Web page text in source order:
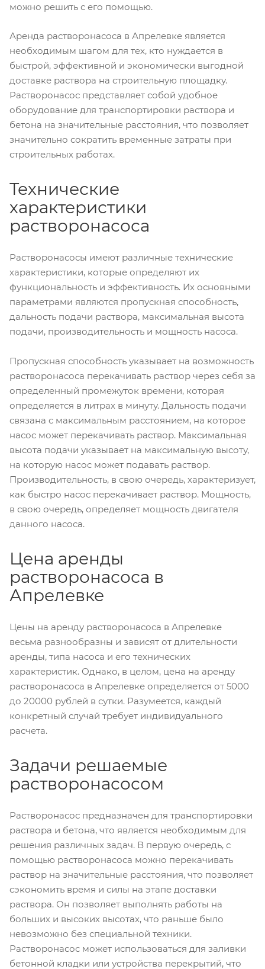
можно решить с его помощью.
Аренда растворонасоса в Апрелевке является
необходимым шагом для тех, кто нуждается в
быстрой, эффективной и экономически выгодной
доставке раствора на строительную площадку.
Растворонасос представляет собой удобное
оборудование для транспортировки раствора и
бетона на значительные расстояния, что позволяет
значительно сократить временные затраты при
строительных работах.
Технические
характеристики
растворонасоса
Растворонасосы имеют различные технические
характеристики, которые определяют их
функциональность и эффективность. Их основными
параметрами являются пропускная способность,
дальность подачи раствора, максимальная высота
подачи, производительность и мощность насоса.
Пропускная способность указывает на возможность
растворонасоса перекачивать раствор через себя за
определенный промежуток времени, которая
определяется в литрах в минуту. Дальность подачи
связана с максимальным расстоянием, на которое
насос может перекачивать раствор. Максимальная
высота подачи указывает на максимальную высоту,
на которую насос может подавать раствор.
Производительность, в свою очередь, характеризует,
как быстро насос перекачивает раствор. Мощность,
в свою очередь, определяет мощность двигателя
данного насоса.
Цена аренды
растворонасоса в
Апрелевке
Цены на аренду растворонасоса в Апрелевке
весьма разнообразны и зависят от длительности
аренды, типа насоса и его технических
характеристик. Однако, в целом, цена на аренду
растворонасоса в Апрелевке определяется от 5000
до 20000 рублей в сутки. Разумеется, каждый
конкретный случай требует индивидуального
расчета.
Задачи решаемые
растворонасосом
Растворонасос предназначен для транспортировки
раствора и бетона, что является необходимым для
решения различных задач. В первую очередь, с
помощью растворонасоса можно перекачивать
раствор на значительные расстояния, что позволяет
сэкономить время и силы на этапе доставки
раствора. Он позволяет выполнять работы на
больших и высоких высотах, что раньше было
невозможно без специальной техники.
Растворонасос может использоваться для заливки
бетонной кладки или устройства перекрытий, что